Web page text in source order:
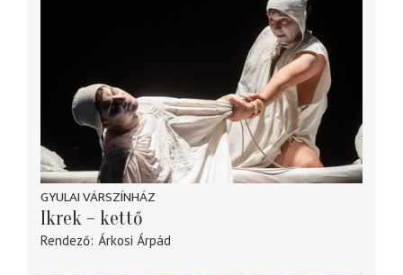
GYULAI VÁRSZÍNHÁZ
Ikrek – kettő
Rendező Árkosi Árpád